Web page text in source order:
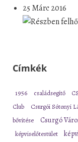
25 Márc 2016
Címkék
1956 családsegítő
Club
Csurgói Sótonyi
bővítése
Csurgó
képviselőtestület